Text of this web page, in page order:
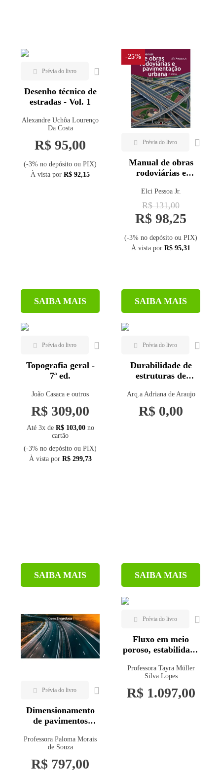
Erica (2)
ICE Publishing (1)
Interciência (5)
Intersaberes (1)
Lidel (2)
LTC (5)
Desenho técnico de
estradas - Vol. 1
Alexandre Uchôa Lourenço
Da Costa
R$ 95,00
(-3% no depósito ou PIX)
À vista por R$ 92,15
SAIBA MAIS
-25%
Manual de obras
rodoviárias e
urbana - 2ª ed.
Elci Pessoa Jr.
R$ 131,00
R$ 98,25
(-3% no depósito ou PIX)
À vista por R$ 95,31
SAIBA MAIS
Topografia geral -
7ª ed.
João Casaca e outros
R$ 309,00
Até 3x de R$ 103,00no
cartão
(-3% no depósito ou PIX)
À vista por R$ 299,73
SAIBA MAIS
Durabilidade de
estruturas de
Arq.a Adriana de Araujo
R$ 0,00
SAIBA MAIS
Dimensionamento
de pavimentos
Professora Paloma Morais
de Souza
R$ 797,00
Fluxo em meio
poroso, estabilidade
estruturas de
contenção
Professora Tayra Müller
Silva Lopes
R$ 1.097,00